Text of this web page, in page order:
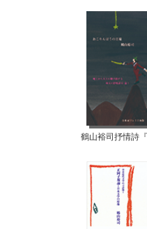
鶴山裕司抒情詩